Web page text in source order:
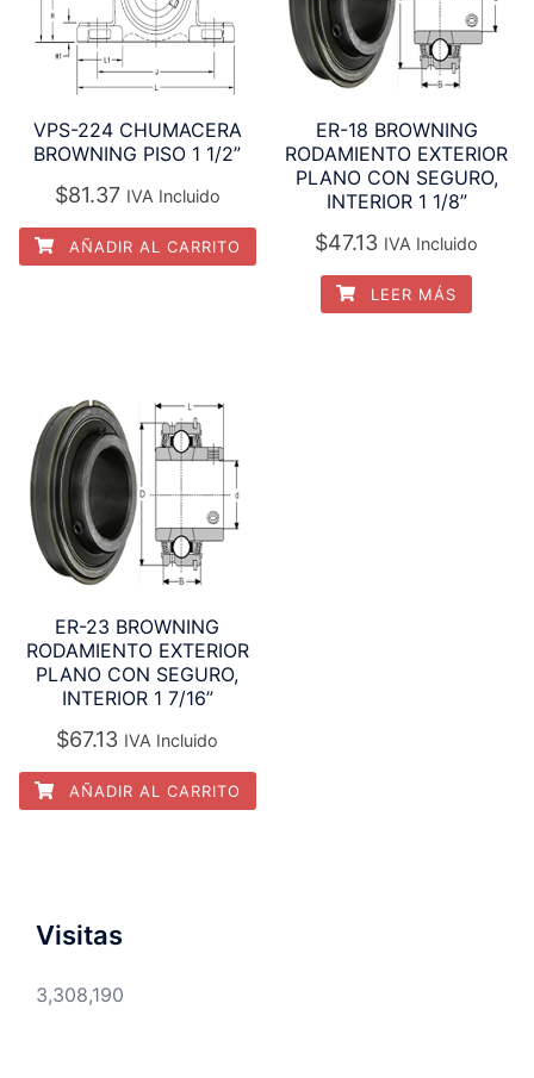
VPS-224 CHUMACERA
BROWNING PISO 1 1/2”
$81.37 IVA Incluido
AÑADIR AL CARRITO
ER-18 BROWNING
RODAMIENTO EXTERIOR
PLANO CON SEGURO,
INTERIOR 1 1/8”
$47.13 IVA Incluido
LEER MÁS
ER-23 BROWNING
RODAMIENTO EXTERIOR
PLANO CON SEGURO,
INTERIOR 1 7/16”
$67.13 IVA Incluido
AÑADIR AL CARRITO
Visitas
3,308,190